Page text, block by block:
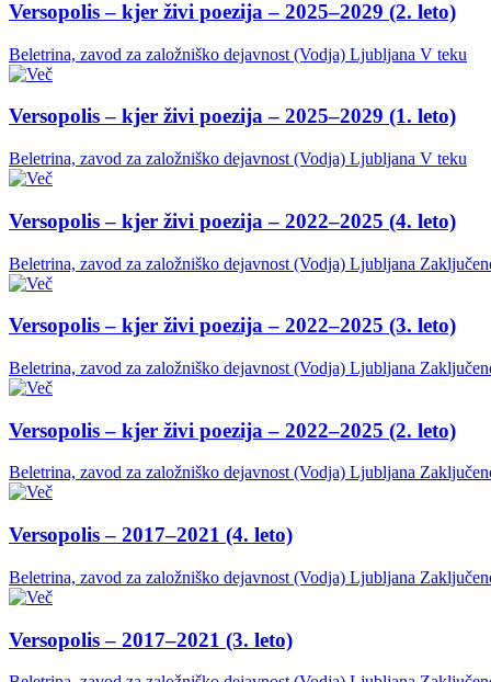
Versopolis – kjer živi poezija – 2025–2029 (2. leto)
Beletrina, zavod za založniško dejavnost (Vodja) Ljubljana V teku
Versopolis – kjer živi poezija – 2025–2029 (1. leto)
Beletrina, zavod za založniško dejavnost (Vodja) Ljubljana V teku
Versopolis – kjer živi poezija – 2022–2025 (4. leto)
Beletrina, zavod za založniško dejavnost (Vodja) Ljubljana
Versopolis – kjer živi poezija – 2022–2025 (3. leto)
Beletrina, zavod za založniško dejavnost (Vodja) Ljubljana
Versopolis – kjer živi poezija – 2022–2025 (2. leto)
Beletrina, zavod za založniško dejavnost (Vodja) Ljubljana
Versopolis – 2017–2021 (4. leto)
Beletrina, zavod za založniško dejavnost (Vodja) Ljubljana
Versopolis – 2017–2021 (3. leto)